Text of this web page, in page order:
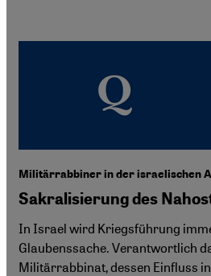
Militärrabbiner in der israelischen
Sakralisierung des
In Israel wird Kriegsführung
Glaubenssache. Verantwortlich
Militärrabbinat, dessen Einfluss